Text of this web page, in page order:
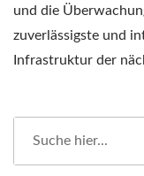
und die
zuverlässigste und
Infrastruktur der